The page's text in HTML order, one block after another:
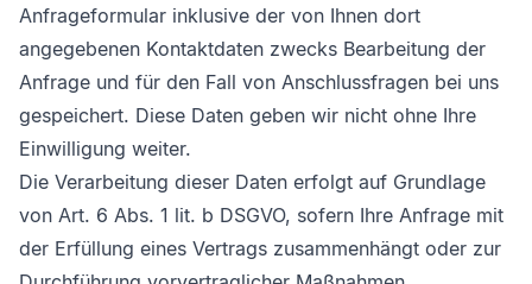
Anfrageformular inklusive der von Ihnen dort
angegebenen Kontaktdaten zwecks Bearbeitung der
Anfrage und für den Fall von Anschlussfragen bei uns
gespeichert. Diese Daten geben wir nicht ohne Ihre
Einwilligung weiter.
Die Verarbeitung dieser Daten erfolgt auf Grundlage
von Art. 6 Abs. 1 lit. b DSGVO, sofern Ihre Anfrage mit
der Erfüllung eines Vertrags zusammenhängt oder zur